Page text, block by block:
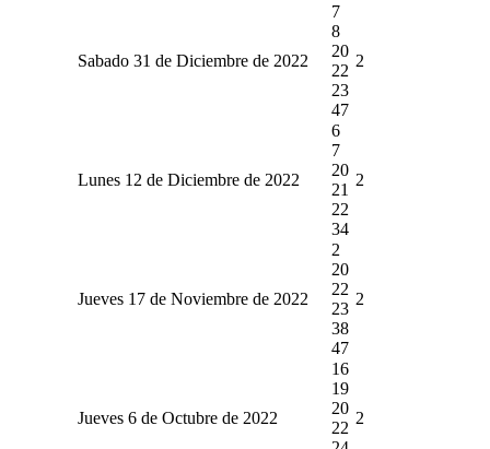
Sabado 31 de Diciembre de 2022
7
8
20
22
23
47
2
Lunes 12 de Diciembre de 2022
6
7
20
21
22
34
2
Jueves 17 de Noviembre de 2022
2
20
22
23
38
47
2
Jueves 6 de Octubre de 2022
16
19
20
22
2